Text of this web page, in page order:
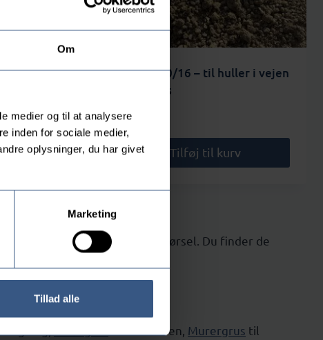
Om
medier og til at analysere
inden for sociale medier,
oplysninger, du har givet
Marketing
Tillad alle
– ton
Vejgrus 0/16 – til huller i vejen
– ton pris
740,00
Tilføj til kurv
lægge ny terrasse eller indkørsel. Du finder de
til indkørslen, Murergrus til